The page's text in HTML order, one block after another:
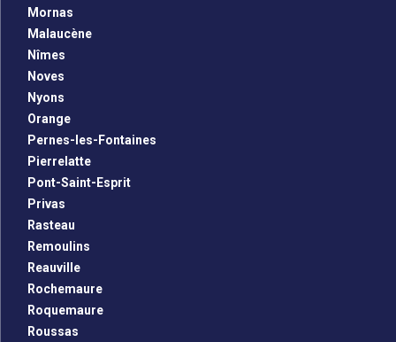
Mornas
Malaucène
Nîmes
Noves
Nyons
Orange
Pernes-les-Fontaines
Pierrelatte
Pont-Saint-Esprit
Privas
Rasteau
Remoulins
Reauville
Rochemaure
Roquemaure
Roussas